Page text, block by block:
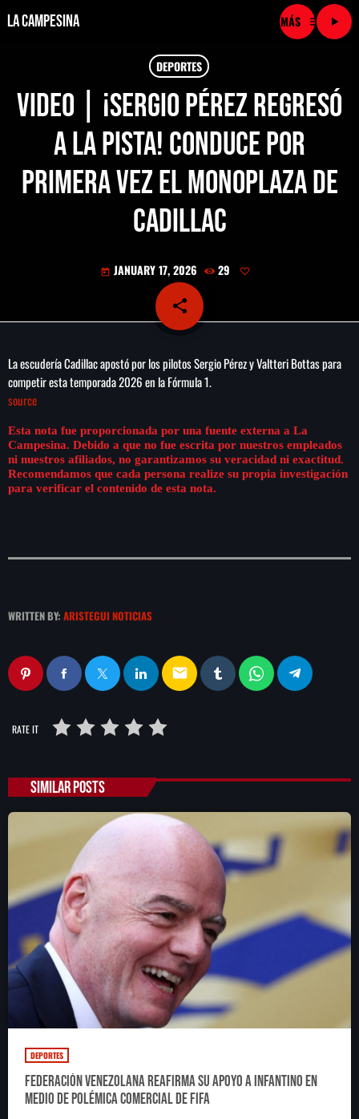
La Campesina menu
play_arrow
play_arrow LA CAMPESINA CADENA
LA CAMPESINA 101.9 FM
play_arrow LA CAMPESINA 96.7 FM
play_arrow LA CAMPESINA 104.5 FM
LA CAMPESINA GEORGIA
LOCUCIÓN (TALENTO AL AIRE)
PUBLICIDAD
SEARCH
SEARCH
NOTAS
Importaciones de gas frenan soberanía
energética de México: Comité científico
Milei celebra ‘visita histórica’ del papa León
XIV en noviembre
de FIFA
DEPORTES
Video | ¡Sergio Pérez regresó
a la pista! Conduce por
primera vez el monoplaza de
Cadillac
today JANUARY 17, 2026 29
share
email
La escudería Cadillac apostó por los pilotos Sergio Pérez y Valtteri Bottas para
competir esta temporada 2026 en la Fórmula 1.
source
Esta nota fue proporcionada por una fuente externa a La
Campesina. Debido a que no fue escrita por nuestros empleados
ni nuestros afiliados, no garantizamos su veracidad ni exactitud.
Recomendamos que cada persona realize su propia investigación
para verificar el contenido de esta nota.
WRITTEN BY: ARISTEGUI NOTICIAS
email
RATE IT
SIMILAR POSTS
DEPORTES
Federación Venezolana reafirma su apoyo a Infantino en
medio de polémica comercial de FIFA